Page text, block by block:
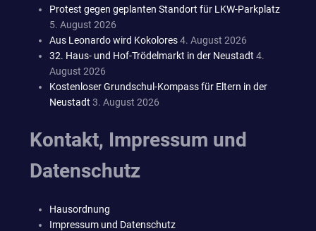
Protest gegen geplanten Standort für LKW-Parkplatz
5. August 2026
Aus Leonardo wird Kokolores4. August 2026
32. Haus- und Hof-Trödelmarkt in der Neustadt 4.
August 2026
Kostenloser Grundschul-Kompass für Eltern in der
Neustadt 3. August 2026
Kontakt, Impressum und
Datenschutz
Hausordnung
Impressum und Datenschutz